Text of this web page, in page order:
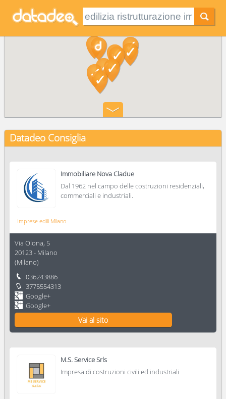
Datadeo Consiglia
Immobiliare Nova Cladue
Dal 1962 nel campo delle costruzioni residenziali,
commerciali e industriali.
Imprese edili Milano
Via Olona, 5
20123- Milano
(Milano)
036243886
3775554313
Google+
Google+
Vai al sito
M.S. Service Srls
Impresa di costruzioni civili ed industriali